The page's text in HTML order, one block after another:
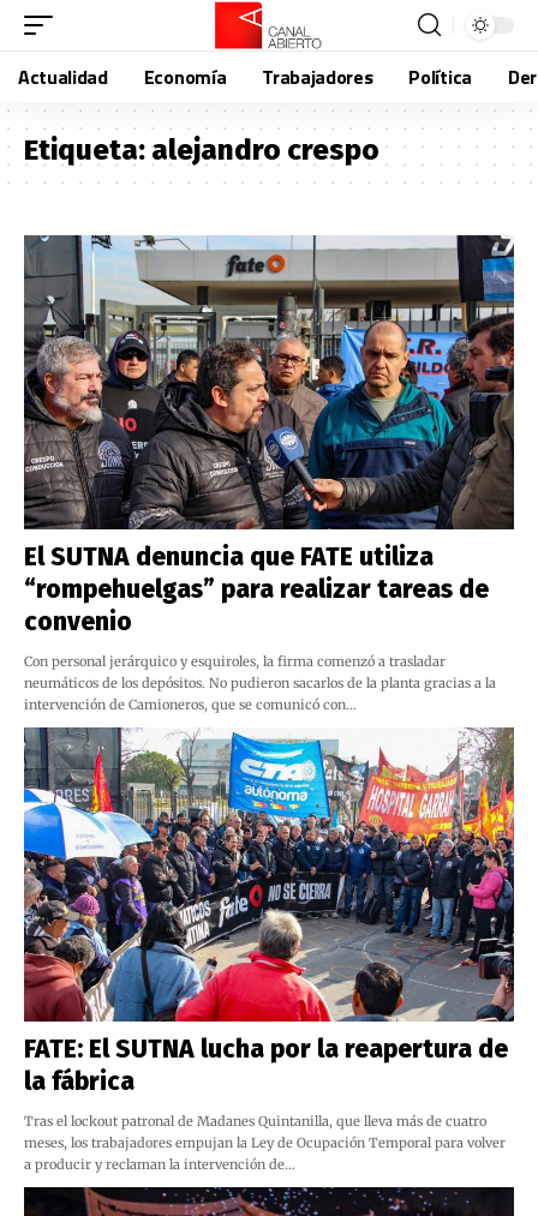
Actualidad Economía Trabajadores Política
Etiqueta:alejandro crespo
El SUTNA denuncia que FATE utiliza
“rompehuelgas” para realizar tareas de
convenio
Con personal jerárquico y esquiroles, la firma comenzó a trasladar
neumáticos de los depósitos. No pudieron sacarlos de la planta gracias a la
intervención de Camioneros, que se comunicó con…
FATE: El SUTNA lucha por la reapertura de
la fábrica
Tras el lockout patronal de Madanes Quintanilla, que lleva más de cuatro
meses, los trabajadores empujan la Ley de Ocupación Temporal para volver
a producir y reclaman la intervención de…